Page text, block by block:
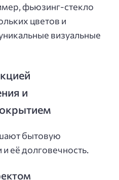
фьюзинг-стекло
цветов и
визуальные
и
бытовую
её долговечность.